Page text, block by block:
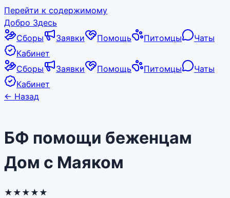
Перейти к содержимому
Добро Здесь
Сборы
Заявки Помощь Питомцы
Чаты
Кабинет
Сборы
Заявки Помощь Питомцы
Чаты
Кабинет
← Назад
БФ помощи беженцам
Дом с Маяком
★★★★★